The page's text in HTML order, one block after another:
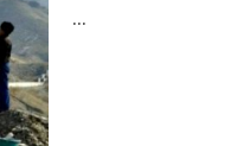
...